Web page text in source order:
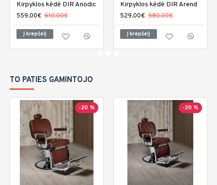
Kirpyklos kėdė DIR Anodic
559.00€ 610.00€
Į krepšelį
Kirpyklos kėdė DIR Arend
529.00€ 580.00€
Į krepšelį
TO PATIES GAMINTOJO
-20 % -20 %